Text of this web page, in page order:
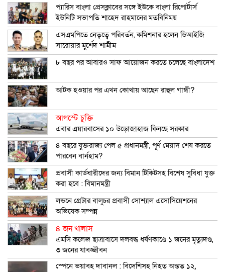
প্যারিস বাংলা প্রেসক্লাবের সঙ্গে ইউকে বাংলা রিপোর্টার্স
ইউনিটি সভাপতি শাহেদ রাহমানের মতবিনিময়
এসএমপিতে নেতৃত্বে পরিবর্তন, কমিশনার হলেন ডিআইজি
সারোয়ার মুর্শেদ শামীম
৮ বছর পর আবারও সাফ আয়োজন করতে চলেছে বাংলাদেশ
আটক হওয়ার পর এখন কোথায় আছেন রাহুল গান্ধী?
আগস্টে চুক্তি
এবার এয়ারবাসের ১০ উড়োজাহাজ কিনছে সরকার
৪ বছরে যুক্তরাজ্য পেল ৫ প্রধানমন্ত্রী, পূর্ণ মেয়াদ শেষ করতে
পারবেন বার্নহাম?
প্রবাসী কার্ডধারীদের জন্য বিমান টিকিটসহ বিশেষ সুবিধা যুক্ত
করা হবে : বিমানমন্ত্রী
লন্ডনে গ্রেটার বালুচর প্রবাসী সোশ্যাল এসোসিয়েশনের
অভিষেক সম্পন্ন
৪ জন খালাস
এমসি কলেজ ছাত্রাবাসে দলবদ্ধ ধর্ষণকাণ্ডে ১ জনের মৃত্যুদণ্ড,
৩ জনের যাবজ্জীবন
স্পেনে ভয়াবহ দাবানল : বিদেশিসহ নিহত অন্তত ১২,